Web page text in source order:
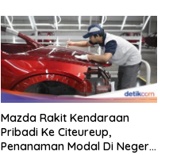
Mazda Rakit Kendaraan
Pribadi Ke Citeureup,
Penanaman Modal Di Negeri